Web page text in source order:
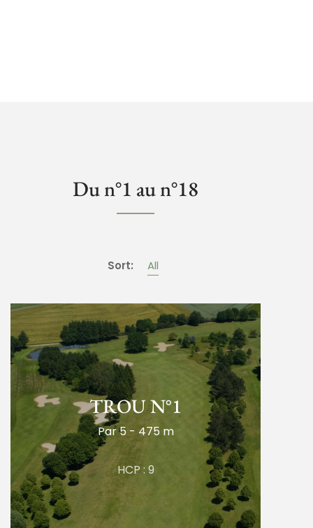
Du n°1 au n°18
Sort: All
TROU N°1
Par 5 - 475 m
HCP : 9